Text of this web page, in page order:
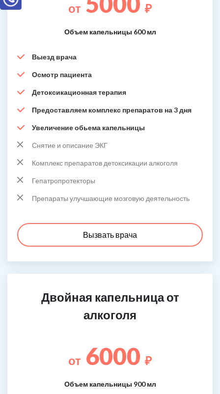
от ₽
Объем капельницы 600 мл
Выезд врача
Осмотр пациента
Детоксикационная терапия
Предоставляем комплекс препаратов на 3 дня
Увеличение обьема капельницы
Снятие и описание ЭКГ
Комплекс препаратов детоксикации алкоголя
Гепатропротекторы
Препараты улучшающие мозговую деятельность
Вызвать врача
Двойная капельница от
алкоголя
от 6000 ₽
Объем капельницы 900 мл